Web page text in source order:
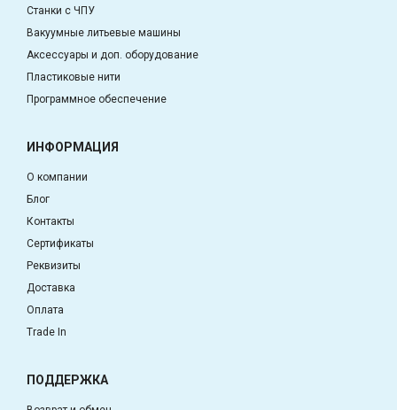
Станки с ЧПУ
Вакуумные литьевые машины
Аксессуары и доп. оборудование
Пластиковые нити
Программное обеспечение
ИНФОРМАЦИЯ
О компании
Блог
Контакты
Сертификаты
Реквизиты
Доставка
Оплата
Trade In
ПОДДЕРЖКА